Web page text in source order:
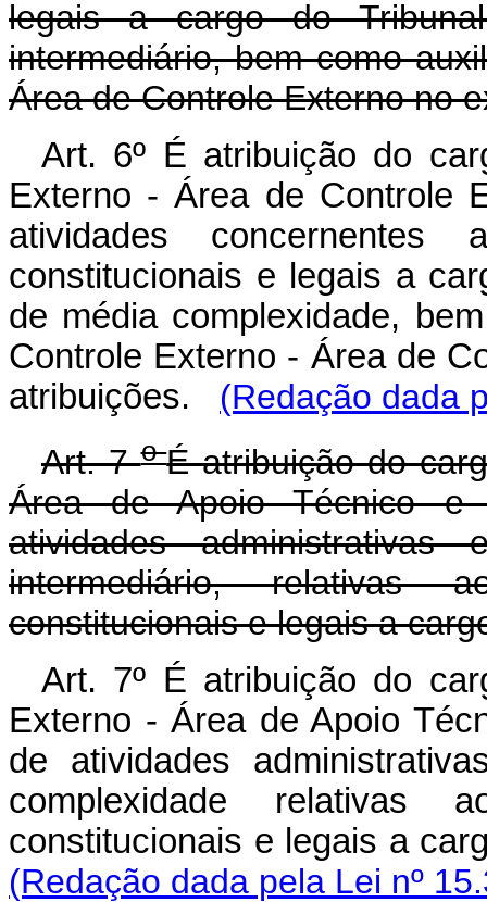
legais a cargo do
intermediário, bem como
Área de Controle Externo no
Art. 6º É atribuição do
Externo - Área de Controle
atividades concernentes
constitucionais e legais a
de média complexidade,
Controle Externo - Área de
atribuições.
(Redação dada
Art. 7oÉ atribuição do
Área de Apoio Técnico e
atividades
intermediário, relativas
constitucionais e legais a
Art. 7º É atribuição do
Externo - Área de Apoio
de atividades
complexidade relativas
constitucionais e legais a
(Redação dada pela Lei nº